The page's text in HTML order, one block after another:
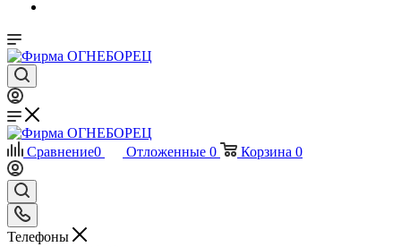
Сравнение0 Отложенные 0 Корзина 0
Телефоны